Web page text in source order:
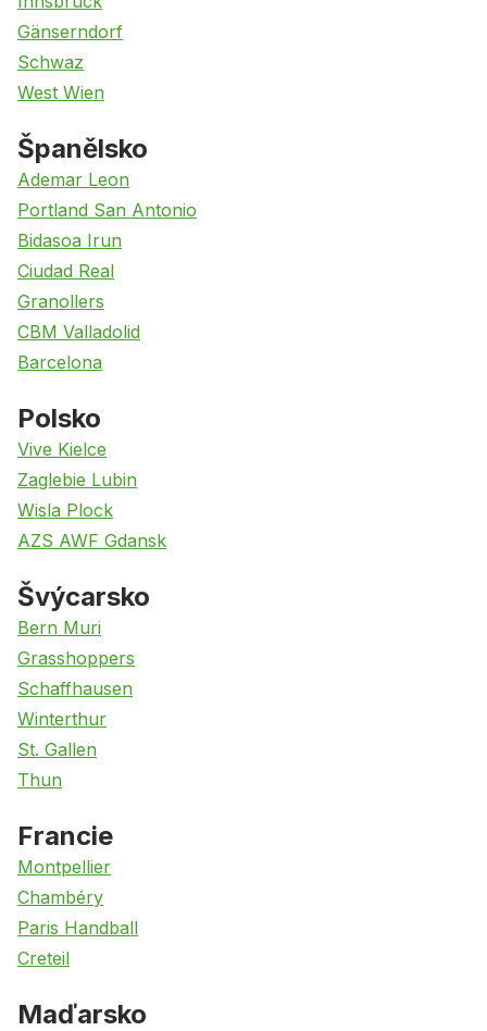
Gänserndorf
Schwaz
West Wien
Španělsko
Ademar Leon
Portland San Antonio
Bidasoa Irun
Ciudad Real
Granollers
CBM Valladolid
Barcelona
Polsko
Vive Kielce
Zaglebie Lubin
Wisla Plock
AZS AWF Gdansk
Švýcarsko
Bern Muri
Grasshoppers
Schaffhausen
Winterthur
St. Gallen
Thun
Francie
Montpellier
Chambéry
Paris Handball
Creteil
Maďarsko